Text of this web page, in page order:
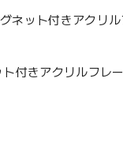
ネット付きアクリル
付きアクリルフレ